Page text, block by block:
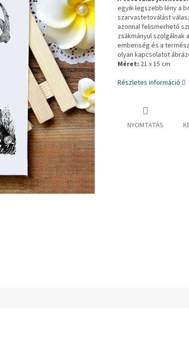
egyik legszebb lény a
szarvastetoválást
azonnal felismerhető
zsákmányul szolgálnak
emberiség és a
olyan kapcsolatot
Méret: 21 x 15 cm
Részletes információ
NYOMTATÁS